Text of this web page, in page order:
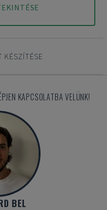
KÉSZÍTÉSE
KAPCSOLATBA VELÜNK!
BEL